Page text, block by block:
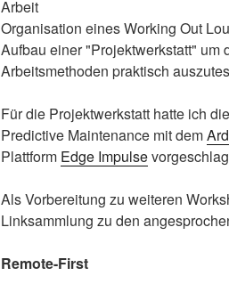
Arbeit
Organisation eines Working Out
Aufbau einer "Projektwerkstatt" um
Arbeitsmethoden praktisch
Für die Projektwerkstatt hatte ich
Predictive Maintenance mit dem
Plattform Edge Impulse
Als Vorbereitung zu weiteren
Linksammlung zu den
Remote-First